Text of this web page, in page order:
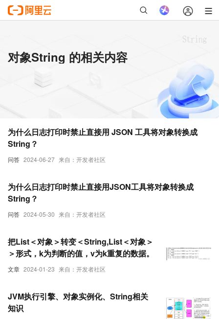
对象String 的相关内容
问答 2024-06-27 来自：开发者社区
为什么日志打印时禁止直接用 JSON 工具将对象转换成
String？
问答 2024-05-30 来自：开发者社区
为什么日志打印时禁止直接用JSON工具将对象转换成
String？
文章 2024-01-23 来自：开发者社区
把List＜对象＞转变＜String,List＜对象＞
＞形式，k为判断的值，v为k重复的数据。
JVM执行引擎、对象实例化、String相关
知识